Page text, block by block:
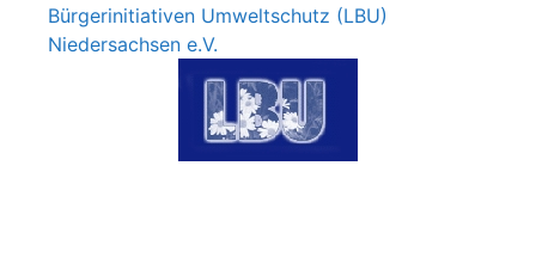
Bürgerinitiativen Umweltschutz (LBU)
Niedersachsen e.V.